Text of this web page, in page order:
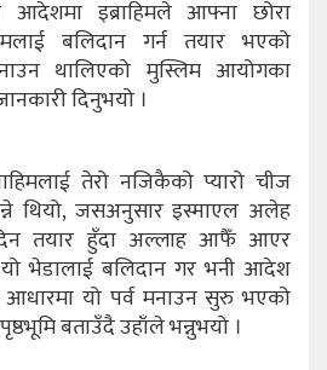
आदेशमा इब्राहिमले आफ्ना छोरा
बलिदान गर्न तयार भएको
थालिएको मुस्लिम आयोगका
दिनुभयो ।
तेरो नजिकैको प्यारो चीज
थियो, जसअनुसार इस्माएल अलेह
तयार हुँदा अल्लाह आफैँ आएर
यो भेडालाई बलिदान गर भनी आदेश
आधारमा यो पर्व मनाउन सुरु भएको
बताउँदै उहाँले भन्नुभयो ।